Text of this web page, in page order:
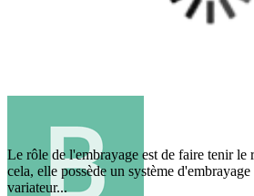
Le rôle de l'embrayage est de faire tenir le
cela, elle possède un système
variateur...